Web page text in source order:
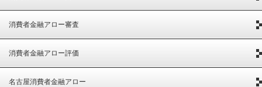
消費者金融アロー審査
消費者金融アロー評価
名古屋消費者金融アロー